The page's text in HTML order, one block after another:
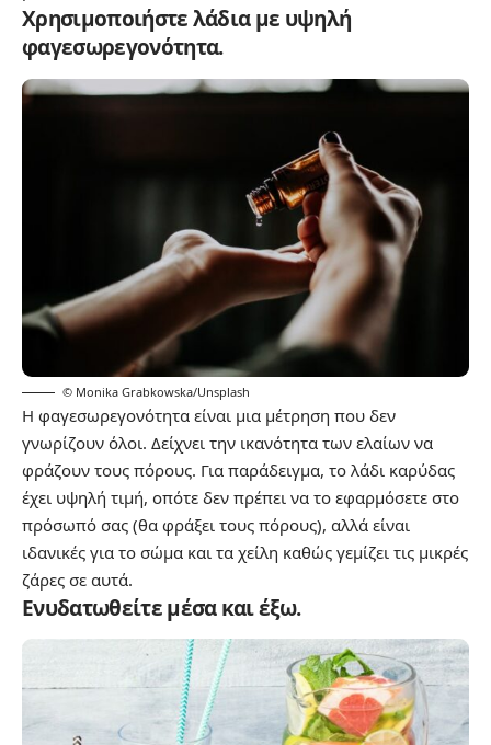
Χρησιμοποιήστε λάδια με υψηλή
φαγεσωρεγονότητα.
© Monika Grabkowska/Unsplash
Η φαγεσωρεγονότητα είναι μια μέτρηση που δεν
γνωρίζουν όλοι. Δείχνει την ικανότητα των ελαίων να
φράζουν τους πόρους. Για παράδειγμα, το λάδι καρύδας
έχει υψηλή τιμή, οπότε δεν πρέπει να το εφαρμόσετε στο
πρόσωπό σας (θα φράξει τους πόρους), αλλά είναι
ιδανικές για το σώμα και τα χείλη καθώς γεμίζει τις μικρές
ζάρες σε αυτά.
Ενυδατωθείτε μέσα και έξω.